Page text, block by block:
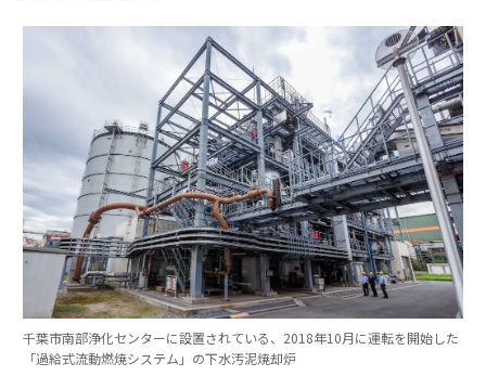
千葉市南部浄化センターに設置されている、2018年10月に運転を開始した
「過給式流動燃焼システム」の下水汚泥焼却炉